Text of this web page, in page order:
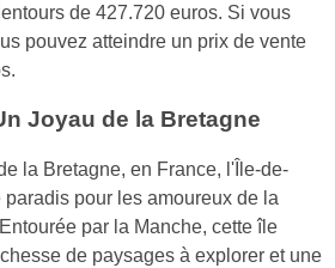
de 427.720 euros. Si vous
pouvez atteindre un prix de vente
Joyau de la Bretagne
la Bretagne, en France, l'Île-de-
pour les amoureux de la
par la Manche, cette île
de paysages à explorer et une